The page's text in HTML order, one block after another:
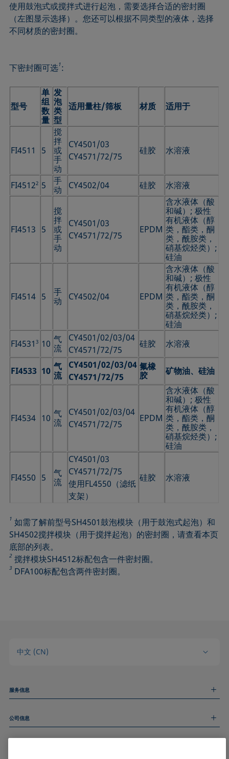
使用鼓泡式或搅拌式进行起泡，需要选择合适的密封圈
（左图显示选择）。您还可以根据不同类型的液体，选择
不同材质的密封圈。
下密封圈可选1:
型号
单
组
数
量
发
泡
类
型
适用量柱/筛板 材质 适用于
FI4511 5
搅
拌
或
手
动
CY4501/03
CY4571/72/75
硅胶 水溶液
FI45122 5
手
动
CY4502/04 硅胶 水溶液
FI4513 5
搅
拌
或
手
动
CY4501/03
CY4571/72/75
EPDM
含水液体（酸
和碱）; 极性
有机液体（醇
类，酯类，酮
类，酰胺类，
硝基烷烃类）;
硅油
FI4514 5
手
动
CY4502/04 EPDM
含水液体（酸
和碱）; 极性
有机液体（醇
类，酯类，酮
类，酰胺类，
硝基烷烃类）;
硅油
FI45313 10 气
流
CY4501/02/03/04
CY4571/72/75
硅胶 水溶液
FI4533 10 气
流
CY4501/02/03/04
CY4571/72/75
氟橡
胶
矿物油、硅油
FI4534 10 气
流
CY4501/02/03/04
CY4571/72/75
EPDM
含水液体（酸
和碱）; 极性
有机液体（醇
类，酯类，酮
类，酰胺类，
硝基烷烃类）;
硅油
FI4550 5
气
流
CY4501/03
CY4571/72/75
使用FL4550（滤纸
支架）
硅胶 水溶液
1 如需了解前型号SH4501鼓泡模块（用于鼓泡式起泡）和
SH4502搅拌模块（用于搅拌起泡）的密封圈，请查看本页
底部的列表。
2 搅拌模块SH4512标配包含一件密封圈。
3 DFA100标配包含两件密封圈。
中文 (CN)
服务信息
技术服务
公司信息
关于我们